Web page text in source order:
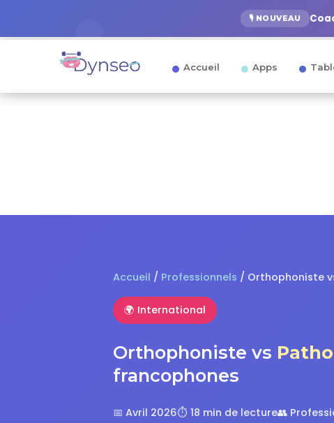
🎙️ NOUVEAU
Accueil Apps
Accueil / Professionnels / Orthophoniste
🌍 International
Orthophoniste vs
francophones
📅 Avril 2026⏱️ 18 min de lecture👥